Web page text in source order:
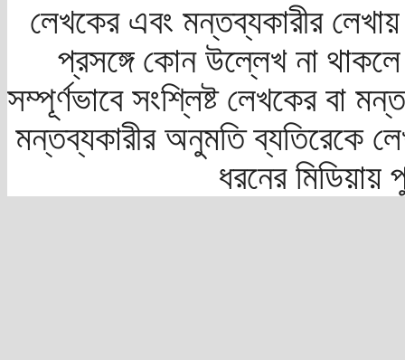
লেখকের এবং মন্তব্যকারীর
প্রসঙ্গে কোন উল্লেখ না
সম্পূর্ণভাবে সংশ্লিষ্ট লেখকের বা
মন্তব্যকারীর অনুমতি ব্যতিরেকে
ধরনের মিডিয়ায়